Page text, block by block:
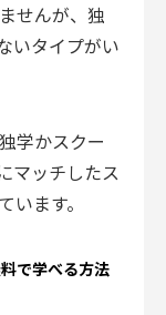
せんが、独
いタイプがい
学かスクー
マッチしたス
ます。
で学べる方法